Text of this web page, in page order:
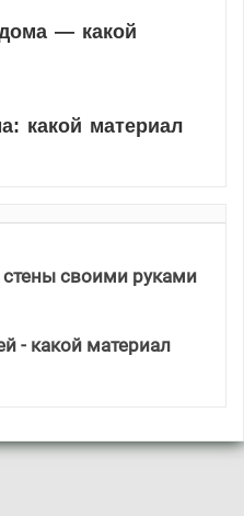
— какой
какой материал
своими руками
- какой материал